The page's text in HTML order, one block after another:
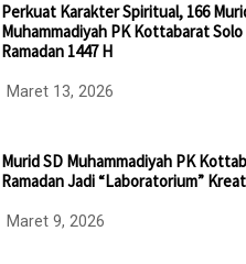
Perkuat Karakter Spiritual, 166
Muhammadiyah PK Kottabarat
Ramadan 1447 H
Maret 13, 2026
Murid SD Muhammadiyah PK
Ramadan Jadi “Laboratorium”
Maret 9, 2026